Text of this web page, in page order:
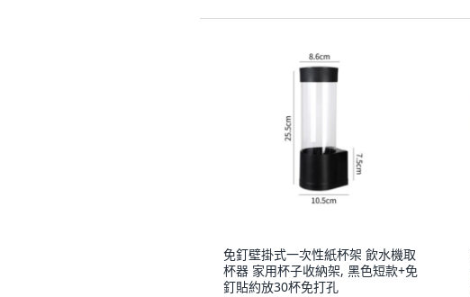
免釘壁掛式一次性紙杯架 飲水機取
杯器 家用杯子收納架, 黑色短款+免
釘貼約放30杯免打孔